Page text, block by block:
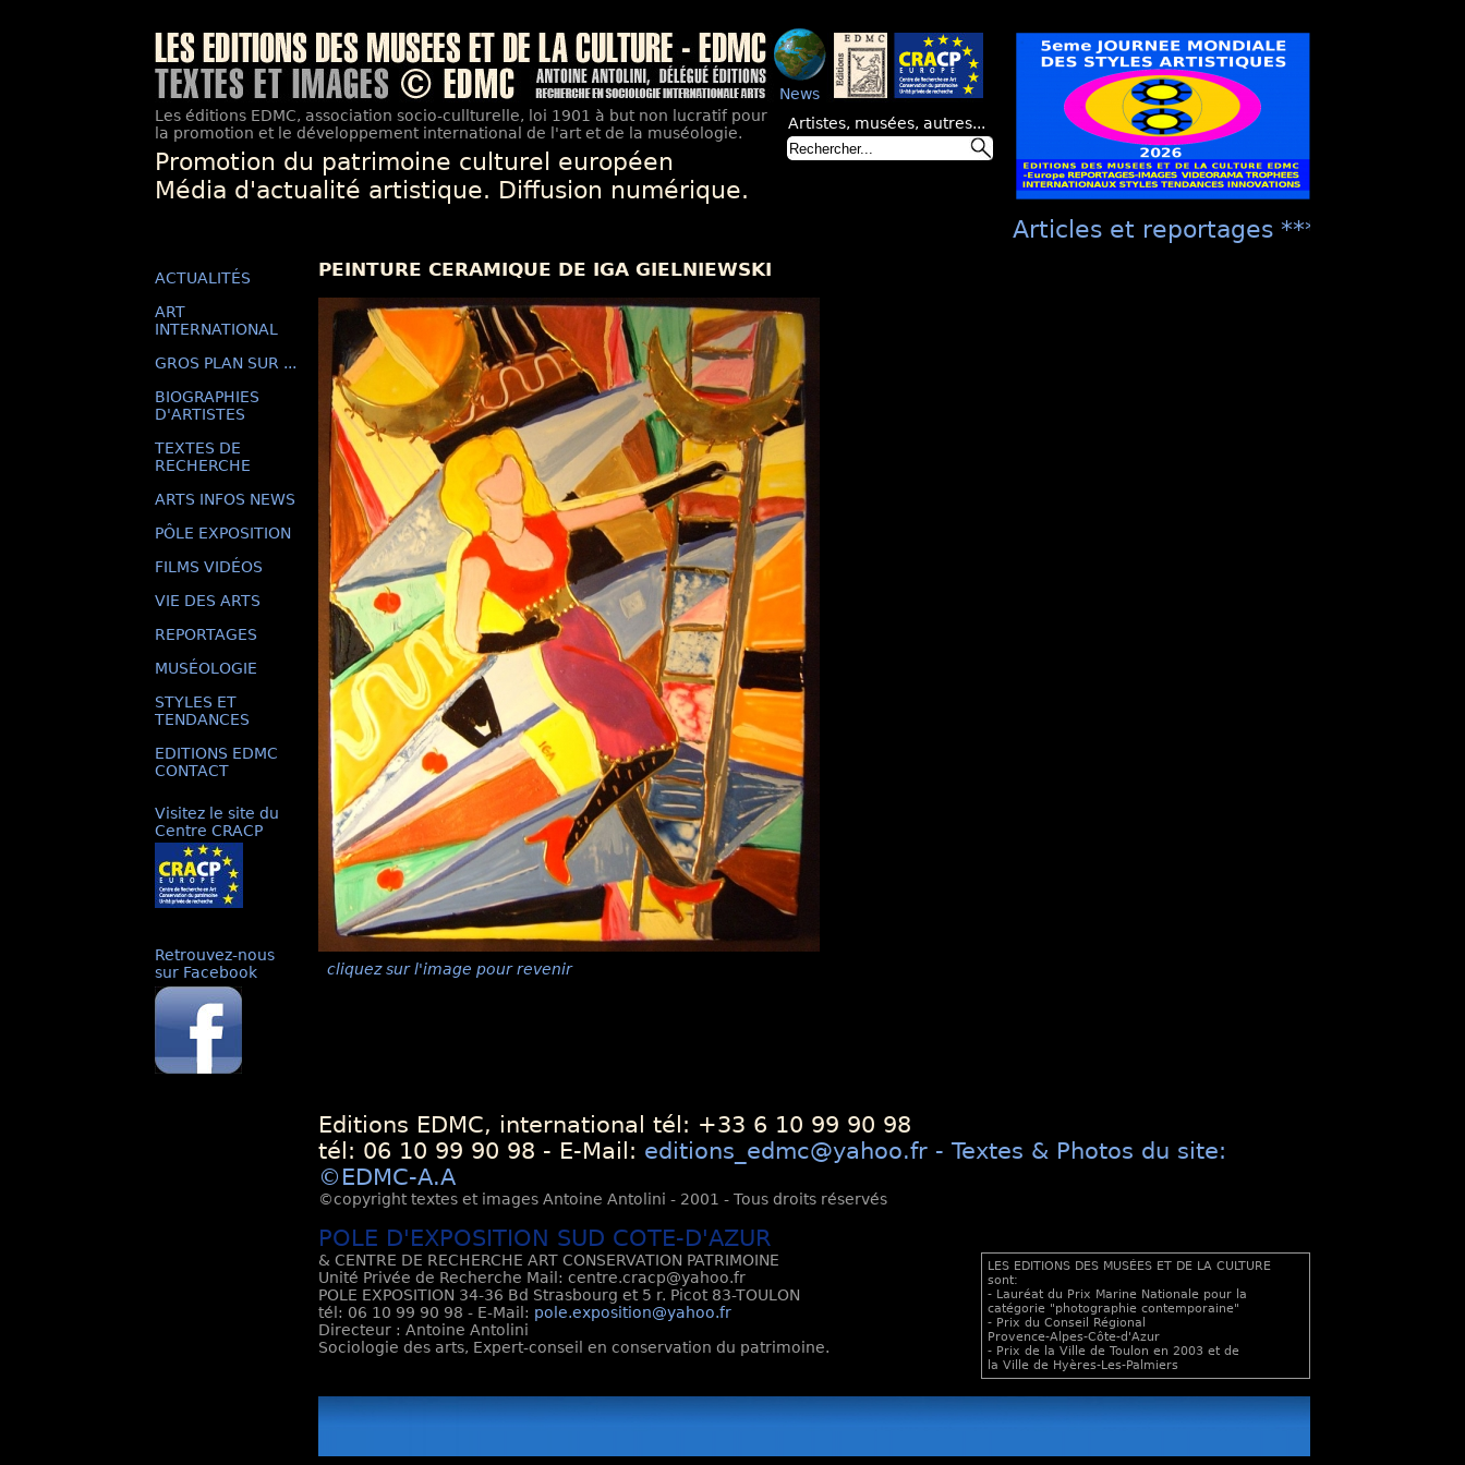
News
Les éditions EDMC, association socio-cullturelle, loi 1901 à but non lucratif pour
la promotion et le développement international de l'art et de la muséologie.
Promotion du patrimoine culturel européen
Média d'actualité artistique. Diffusion numérique.
Artistes, musées, autres...
Articles et reportages ****
ACTUALITÉS
ART
INTERNATIONAL
GROS PLAN SUR ...
BIOGRAPHIES
D'ARTISTES
TEXTES DE
RECHERCHE
ARTS INFOS NEWS
PÔLE EXPOSITION
FILMS VIDÉOS
VIE DES ARTS
REPORTAGES
MUSÉOLOGIE
STYLES ET
TENDANCES
EDITIONS EDMC
CONTACT
Visitez le site du
Centre CRACP
Retrouvez-nous
sur Facebook
PEINTURE CERAMIQUE DE IGA GIELNIEWSKI
cliquez sur l'image pour revenir
Editions EDMC, international tél: +33 6 10 99 90 98
tél: 06 10 99 90 98 - E-Mail: editions_edmc@yahoo.fr - Textes & Photos du site:
©EDMC-A.A
©copyright textes et images Antoine Antolini - 2001 - Tous droits réservés
POLE D'EXPOSITION SUD COTE-D'AZUR
& CENTRE DE RECHERCHE ART CONSERVATION PATRIMOINE
Unité Privée de Recherche Mail: centre.cracp@yahoo.fr
POLE EXPOSITION 34-36 Bd Strasbourg et 5 r. Picot 83-TOULON
tél: 06 10 99 90 98 - E-Mail: pole.exposition@yahoo.fr
Directeur : Antoine Antolini
Sociologie des arts, Expert-conseil en conservation du patrimoine.
LES EDITIONS DES MUSÉES ET DE LA CULTURE
sont:
- Lauréat du Prix Marine Nationale pour la
catégorie "photographie contemporaine"
- Prix du Conseil Régional
Provence-Alpes-Côte-d'Azur
- Prix de la Ville de Toulon en 2003 et de
la Ville de Hyères-Les-Palmiers